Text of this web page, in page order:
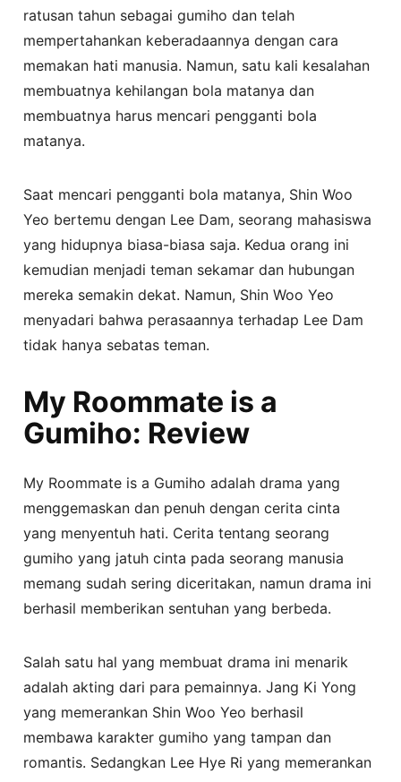
ratusan tahun sebagai gumiho dan telah
mempertahankan keberadaannya dengan cara
memakan hati manusia. Namun, satu kali kesalahan
membuatnya kehilangan bola matanya dan
membuatnya harus mencari pengganti bola
matanya.
Saat mencari pengganti bola matanya, Shin Woo
Yeo bertemu dengan Lee Dam, seorang mahasiswa
yang hidupnya biasa-biasa saja. Kedua orang ini
kemudian menjadi teman sekamar dan hubungan
mereka semakin dekat. Namun, Shin Woo Yeo
menyadari bahwa perasaannya terhadap Lee Dam
tidak hanya sebatas teman.
My Roommate is a
Gumiho: Review
My Roommate is a Gumiho adalah drama yang
menggemaskan dan penuh dengan cerita cinta
yang menyentuh hati. Cerita tentang seorang
gumiho yang jatuh cinta pada seorang manusia
memang sudah sering diceritakan, namun drama ini
berhasil memberikan sentuhan yang berbeda.
Salah satu hal yang membuat drama ini menarik
adalah akting dari para pemainnya. Jang Ki Yong
yang memerankan Shin Woo Yeo berhasil
membawa karakter gumiho yang tampan dan
romantis. Sedangkan Lee Hye Ri yang memerankan